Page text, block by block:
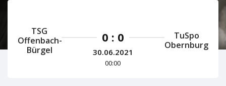
TSG
Offenbach-
Bürgel
0 : 0
30.06.2021
00:00
TuSpo
Obernburg